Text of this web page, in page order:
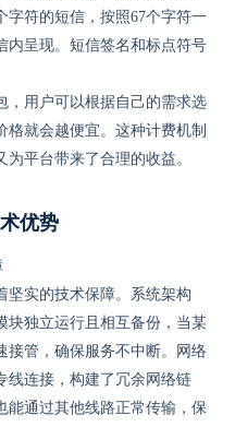
字符的短信，按照67个字符一
内呈现。短信签名和标点符号
，用户可以根据自己的需求选
就会越便宜。这种计费机制
平台带来了合理的收益。
优势
坚实的技术保障。系统架构
块独立运行且相互备份，当某
接管，确保服务不中断。网络
线连接，构建了冗余网络链
能通过其他线路正常传输，保